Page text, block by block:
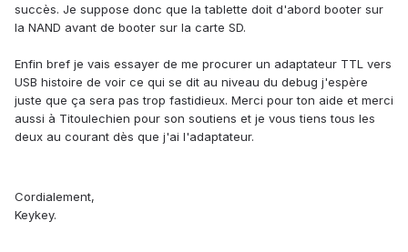
succès. Je suppose donc que la tablette doit d'abord booter sur
la NAND avant de booter sur la carte SD.
Enfin bref je vais essayer de me procurer un adaptateur TTL vers
USB histoire de voir ce qui se dit au niveau du debug j'espère
juste que ça sera pas trop fastidieux. Merci pour ton aide et merci
aussi à Titoulechien pour son soutiens et je vous tiens tous les
deux au courant dès que j'ai l'adaptateur.
Cordialement,
Keykey.